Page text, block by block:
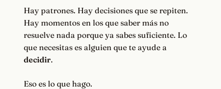
Hay patrones. Hay decisiones que se repiten.
Hay momentos en los que saber más no
resuelve nada porque ya sabes suficiente. Lo
que necesitas es alguien que te ayude a
decidir.
Eso es lo que hago.